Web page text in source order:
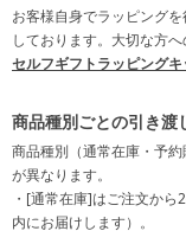
お客様自身でラッピング
しております。大切な方
セルフギフトラッピングキ
商品種別ごとの引き渡
商品種別（通常在庫・予
が異なります。
・[通常在庫]はご注文か
内にお届けします）。